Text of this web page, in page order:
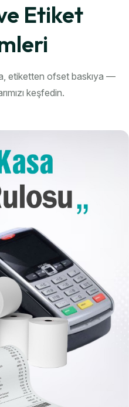
Etiket
etiketten ofset baskıya —
keşfedin.